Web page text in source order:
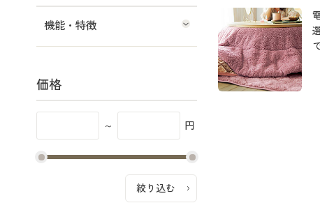
機能・特徴
価格
～ 円